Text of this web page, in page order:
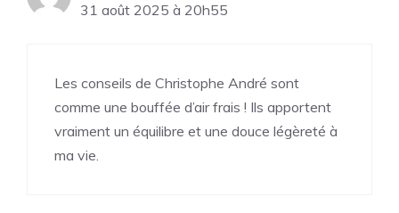
31 août 2025 à 20h55
Les conseils de Christophe André sont
comme une bouffée d’air frais ! Ils apportent
vraiment un équilibre et une douce légèreté à
ma vie.